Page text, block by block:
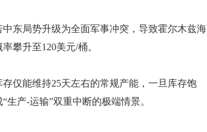
局势升级为全面军事冲突，导致霍尔木兹海
攀升至120美元/桶。
能维持25天左右的常规产能，一旦库存饱
产-运输”双重中断的极端情景。